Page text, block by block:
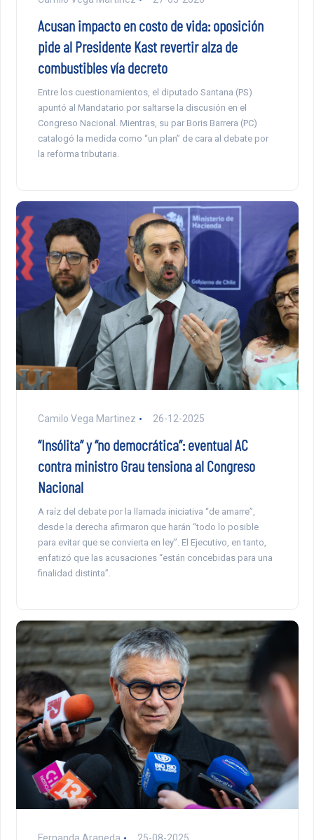
Acusan impacto en costo de vida: oposición
pide al Presidente Kast revertir alza de
combustibles vía decreto
Entre los cuestionamientos, el diputado Santana (PS)
apuntó al Mandatario por saltarse la discusión en el
Congreso Nacional. Mientras, su par Boris Barrera (PC)
catalogó la medida como “un plan” de cara al debate por
la reforma tributaria.
Camilo Vega Martinez 26-12-2025
“Insólita” y “no democrática”: eventual AC
contra ministro Grau tensiona al Congreso
Nacional
A raíz del debate por la llamada iniciativa “de amarre”,
desde la derecha afirmaron que harán “todo lo posible
para evitar que se convierta en ley”. El Ejecutivo, en tanto,
enfatizó que las acusaciones “están concebidas para una
finalidad distinta”.